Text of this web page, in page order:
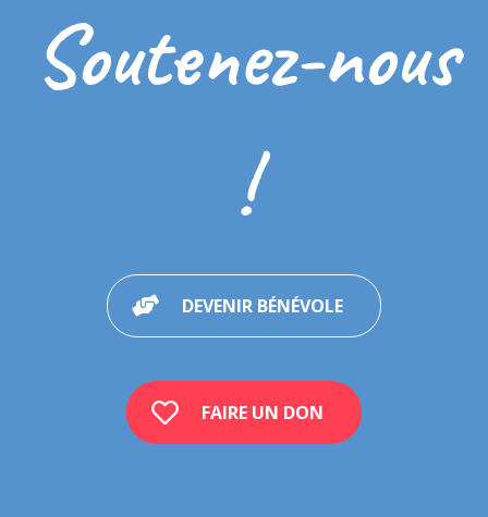
Soutenez-nous
!
DEVENIR BÉNÉVOLE
FAIRE UN DON